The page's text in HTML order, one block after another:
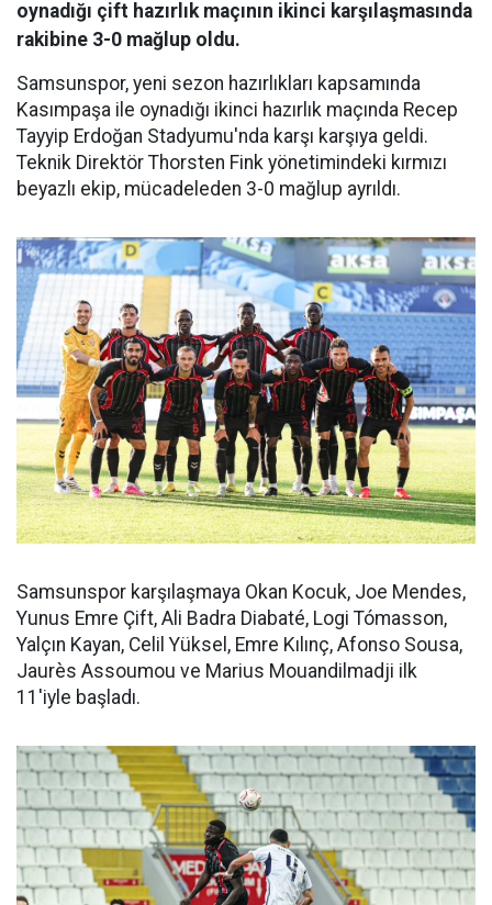
oynadığı çift hazırlık maçının ikinci karşılaşmasında
rakibine 3-0 mağlup oldu.
Samsunspor, yeni sezon hazırlıkları kapsamında
Kasımpaşa ile oynadığı ikinci hazırlık maçında Recep
Tayyip Erdoğan Stadyumu'nda karşı karşıya geldi.
Teknik Direktör Thorsten Fink yönetimindeki kırmızı
beyazlı ekip, mücadeleden 3-0 mağlup ayrıldı.
Samsunspor karşılaşmaya Okan Kocuk, Joe Mendes,
Yunus Emre Çift, Ali Badra Diabaté, Logi Tómasson,
Yalçın Kayan, Celil Yüksel, Emre Kılınç, Afonso Sousa,
Jaurès Assoumou ve Marius Mouandilmadji ilk
11'iyle başladı.